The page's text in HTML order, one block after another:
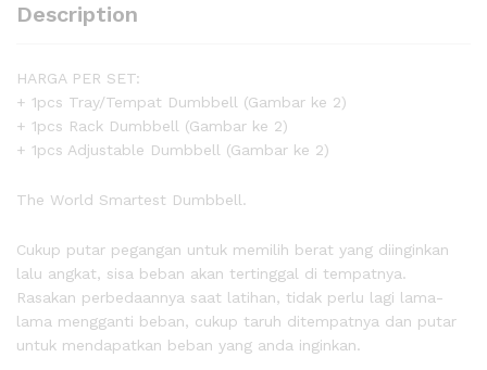
Description
HARGA PER SET:
+ 1pcs Tray/Tempat Dumbbell (Gambar ke 2)
+ 1pcs Rack Dumbbell (Gambar ke 2)
+ 1pcs Adjustable Dumbbell (Gambar ke 2)
The World Smartest Dumbbell.
Cukup putar pegangan untuk memilih berat yang diinginkan
lalu angkat, sisa beban akan tertinggal di tempatnya.
Rasakan perbedaannya saat latihan, tidak perlu lagi lama-
lama mengganti beban, cukup taruh ditempatnya dan putar
untuk mendapatkan beban yang anda inginkan.